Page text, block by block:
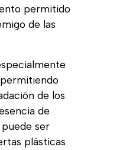
permitido
de las
de los
de
puede ser
plásticas